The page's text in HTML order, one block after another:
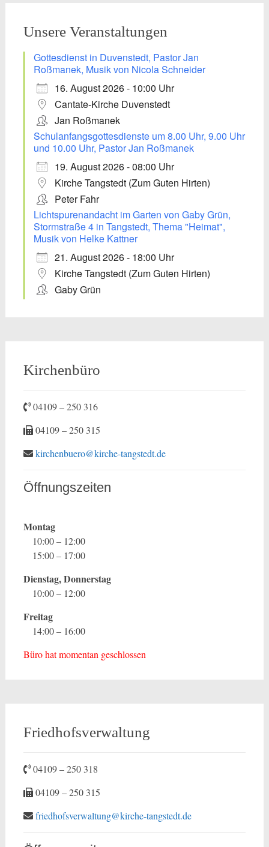
Unsere Veranstaltungen
Gottesdienst in Duvenstedt, Pastor Jan
Roßmanek, Musik von Nicola Schneider
16. August 2026 - 10:00 Uhr
Cantate-Kirche Duvenstedt
Jan Roßmanek
Schulanfangsgottesdienste um 8.00 Uhr, 9.00 Uhr
und 10.00 Uhr, Pastor Jan Roßmanek
19. August 2026 - 08:00 Uhr
Kirche Tangstedt (Zum Guten Hirten)
Peter Fahr
Lichtspurenandacht im Garten von Gaby Grün,
Stormstraße 4 in Tangstedt, Thema "Heimat",
Musik von Helke Kattner
21. August 2026 - 18:00 Uhr
Kirche Tangstedt (Zum Guten Hirten)
Gaby Grün
Kirchenbüro
04109 – 250 316
04109 – 250 315
kirchenbuero@kirche-tangstedt.de
Öffnungszeiten
Montag
10:00 – 12:00
15:00 – 17:00
Dienstag, Donnerstag
10:00 – 12:00
Freitag
14:00 – 16:00
Büro hat momentan geschlossen
Friedhofsverwaltung
04109 – 250 318
04109 – 250 315
friedhofsverwaltung@kirche-tangstedt.de